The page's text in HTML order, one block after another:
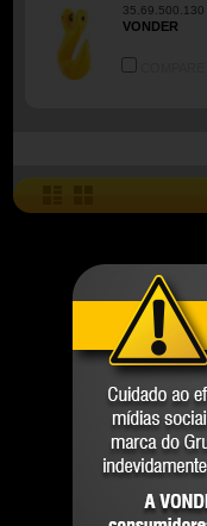
35.69.500.130
VONDER